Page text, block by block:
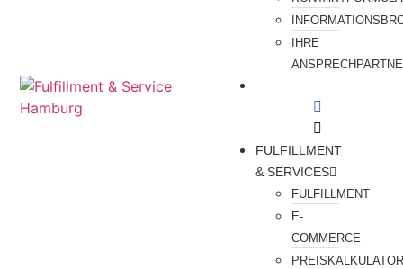
IHRE
FULFILLMENT
& SERVICES
FULFILLMENT
E-
COMMERCE